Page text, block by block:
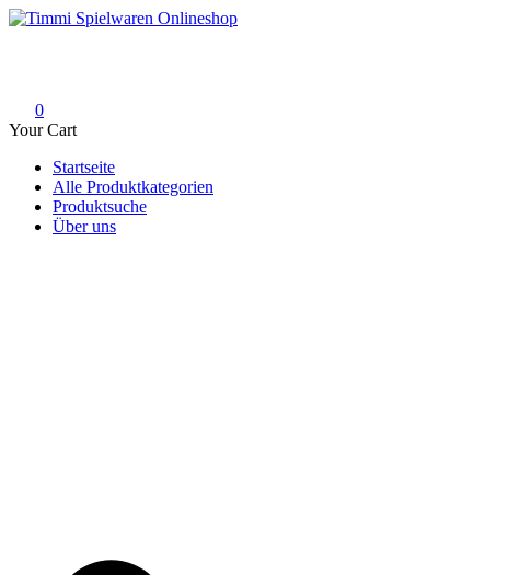
Skip
0
Your Cart
Startseite
Alle Produktkategorien
Produktsuche
Über uns